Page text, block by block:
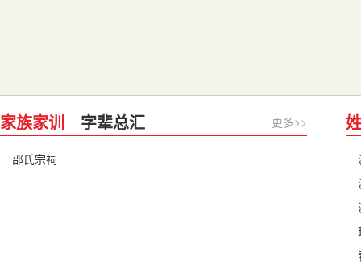
家族家训 字辈总汇 更多>>
邵氏宗祠